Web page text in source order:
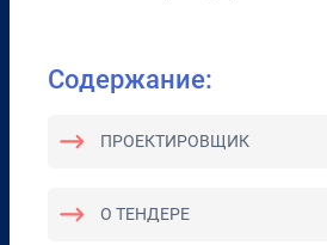
Содержание:
ПРОЕКТИРОВЩИК
О ТЕНДЕРЕ